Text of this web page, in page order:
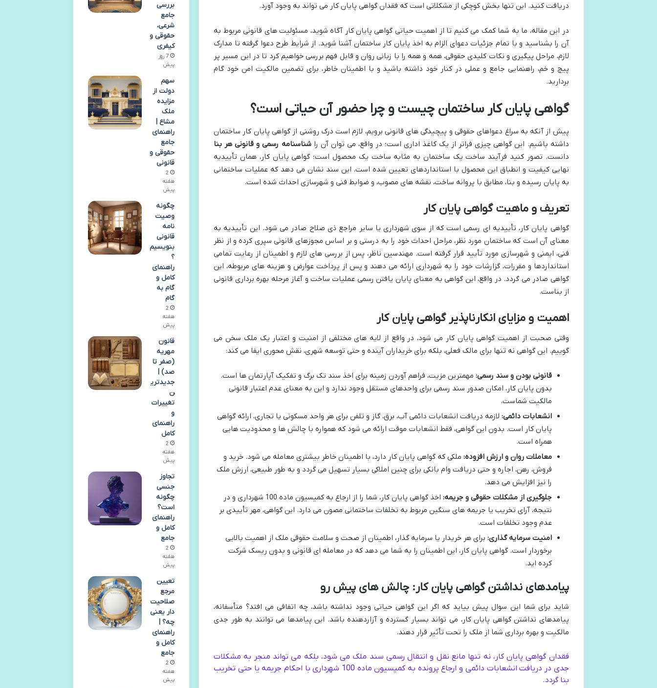
دریافت کنید. این تنها بخش کوچکی از مشکلاتی است که فقدان گواهی پایان کار می تواند به وجود آورد.
در این مقاله، ما به شما کمک می کنیم تا از اهمیت حیاتی گواهی پایان کار آگاه شوید، مسئولیت های قانونی مربوط به
آن را بشناسید و با تمام جزئیات دعوای الزام به اخذ پایان کار ساختمان آشنا شوید. از شرایط طرح دعوا گرفته تا مدارک
لازم، مراحل پیگیری و نکات کلیدی حقوقی، همه و همه را با زبانی روان و قابل فهم بررسی خواهیم کرد تا در این مسیر پر
پیچ و خم، راهنمایی جامع و عملی در کنار خود داشته باشید و با اطمینان خاطر، برای تضمین مالکیت امن خود گام
بردارید.
گواهی پایان کار ساختمان چیست و چرا حضور آن حیاتی است؟
پیش از آنکه به سراغ دعواهای حقوقی و پیچیدگی های قانونی برویم، لازم است درک روشنی از گواهی پایان کار ساختمان
داشته باشیم. این گواهی چیزی فراتر از یک کاغذ اداری است؛ در واقع، می توان آن راشناسنامه رسمی و قانونی هر بنا
دانست. تصور کنید فرآیند ساخت یک ساختمان به مثابه ساخت یک محصول است؛ گواهی پایان کار، همان تأییدیه
نهایی کیفیت و انطباق این محصول با استانداردهای تعیین شده است. این سند نشان می دهد که عملیات ساختمانی
به پایان رسیده و بنا، مطابق با پروانه ساخت، نقشه های مصوب، و ضوابط فنی و شهرسازی احداث شده است.
تعریف و ماهیت گواهی پایان کار
گواهی پایان کار، تأییدیه ای رسمی است که از سوی شهرداری یا سایر مراجع ذی صلاح صادر می شود. این تأییدیه به
معنای آن است که ساختمان مورد نظر، مراحل احداث خود را به درستی و بر اساس مجوزهای قانونی سپری کرده و از نظر
فنی، ایمنی و شهرسازی مورد تأیید قرار گرفته است. مهندسین ناظر، پس از بررسی های لازم و اطمینان از رعایت تمامی
استانداردها و مقررات، گزارشات خود را به شهرداری ارائه می دهند و پس از پرداخت عوارض و هزینه های مربوطه، این
گواهی صادر می گردد. در واقع، این گواهی به معنای پایان یافتن رسمی عملیات ساخت و آغاز مرحله بهره برداری قانونی
از بناست.
اهمیت و مزایای انکارناپذیر گواهی پایان کار
وقتی صحبت از اهمیت گواهی پایان کار می شود، در واقع از لایه های مختلفی از امنیت و اعتبار یک ملک سخن می
گوییم. این گواهی نه تنها برای مالک فعلی، بلکه برای خریداران آینده و حتی توسعه شهری، نقش محوری ایفا می کند:
قانونی بودن و سند رسمی: مهمترین مزیت، فراهم آوردن زمینه برای اخذ سند تک برگ و تفکیک آپارتمان ها است.
بدون پایان کار، امکان صدور سند رسمی برای واحدهای مستقل وجود ندارد و این به معنای عدم اعتبار قانونی
مالکیت شماست.
انشعابات دائمی: لازمه دریافت انشعابات دائمی آب، برق، گاز و تلفن برای هر واحد مسکونی یا تجاری، ارائه گواهی
پایان کار است. بدون این گواهی، فقط انشعابات موقت ارائه می شود که همواره با چالش ها و محدودیت هایی
همراه است.
معاملات روان و ارزش افزوده: ملکی که گواهی پایان کار دارد، با اطمینان خاطر بیشتری معامله می شود. خرید و
فروش، رهن، اجاره و حتی دریافت وام بانکی برای چنین املاکی بسیار تسهیل می گردد و به طور طبیعی، ارزش ملک
را نیز افزایش می دهد.
جلوگیری از مشکلات حقوقی و جریمه:
اخذ گواهی پایان کار، شما را از ارجاع به کمیسیون ماده 100 شهرداری و در
نتیجه، آرای تخریب یا جریمه های سنگین مربوط به تخلفات ساختمانی مصون می دارد. این گواهی، مهر تأییدی بر
عدم وجود تخلفات است.
امنیت سرمایه گذاری: برای هر خریدار یا سرمایه گذار، اطمینان از صحت و سلامت حقوقی ملک از اهمیت بالایی
برخوردار است. گواهی پایان کار، این اطمینان را به شما می دهد که در معامله ای قانونی و بدون ریسک شرکت
کرده اید.
پیامدهای نداشتن گواهی پایان کار: چالش های پیش رو
شاید برای شما این سوال پیش بیاید که اگر این گواهی حیاتی وجود نداشته باشد، چه اتفاقی می افتد؟ متأسفانه،
پیامدهای نداشتن گواهی پایان کار، می تواند بسیار گسترده و آزاردهنده باشد. این پیامدها می توانند به طور جدی
مالکیت و بهره برداری شما از ملک را تحت تأثیر قرار دهند.
فقدان گواهی پایان کار، نه تنها مانع نقل و انتقال رسمی سند ملک می شود، بلکه می تواند منجر به مشکلات
جدی در دریافت انشعابات دائمی و ارجاع پرونده به کمیسیون ماده 100 شهرداری با احکام جریمه یا حتی تخریب
بنا گردد.
بررسی
جامع
شرعی،
حقوقی و
کیفری
7 روز
پیش
سهم
دولت از
مزایده
ملک
مشاع |
راهنمای
جامع
حقوقی و
قانونی
2
هفته
پیش
چگونه
وصیت
نامه
قانونی
بنویسیم
؟
راهنمای
کامل و
گام به
گام
2
هفته
پیش
قانون
مهریه
(صفر تا
صد) |
جدیدتری
ن
تغییرات
و
راهنمای
کامل
2
هفته
پیش
تجاوز
جنسی
چگونه
است؟
راهنمای
کامل و
جامع
2
هفته
پیش
تعیین
مرجع
صلاحیت
دار یعنی
چه؟ |
راهنمای
کامل و
جامع
2
هفته
پیش